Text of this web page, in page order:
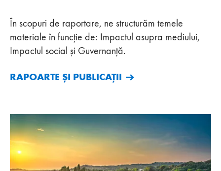
În scopuri de raportare, ne structurăm temele
materiale în funcție de: Impactul asupra mediului,
Impactul social și Guvernanță.
RAPOARTE ȘI PUBLICAȚII